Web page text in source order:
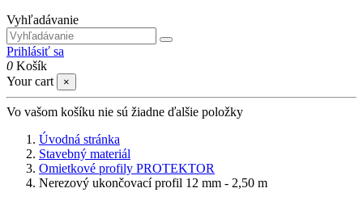
Vyhľadávanie
Prihlásiť sa
0 Košík
Your cart
×
Vo vašom košíku nie sú žiadne ďalšie položky
Úvodná stránka
Stavebný materiál
Omietkové profily PROTEKTOR
Nerezový ukončovací profil 12 mm - 2,50 m